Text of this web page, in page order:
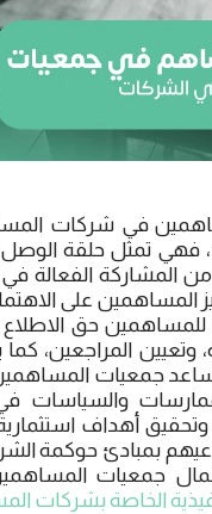
في شركات
فهي تمثل حلقة
المشاركة الفعالة
على الاهتمام
حق الاطلاع
وتعيين المراجعين،
جمعيات
والسياسات
وتحقيق أهداف
بمبادئ حوكمة
جمعيات
الخاصة بشركات